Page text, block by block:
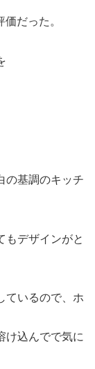
だった。
の基調のキッチ
もデザインがと
ているので、ホ
け込んでで気に